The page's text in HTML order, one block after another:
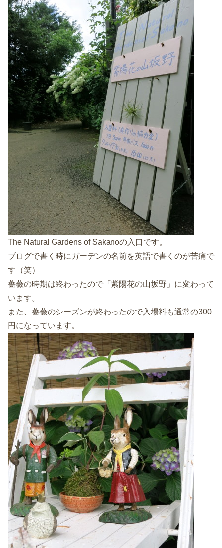
The Natural Gardens of Sakanoの入口です。
ブログで書く時にガーデンの名前を英語で書くのが苦痛で
す（笑）
薔薇の時期は終わったので「紫陽花の山坂野」に変わって
います。
また、薔薇のシーズンが終わったので入場料も通常の300
円になっています。